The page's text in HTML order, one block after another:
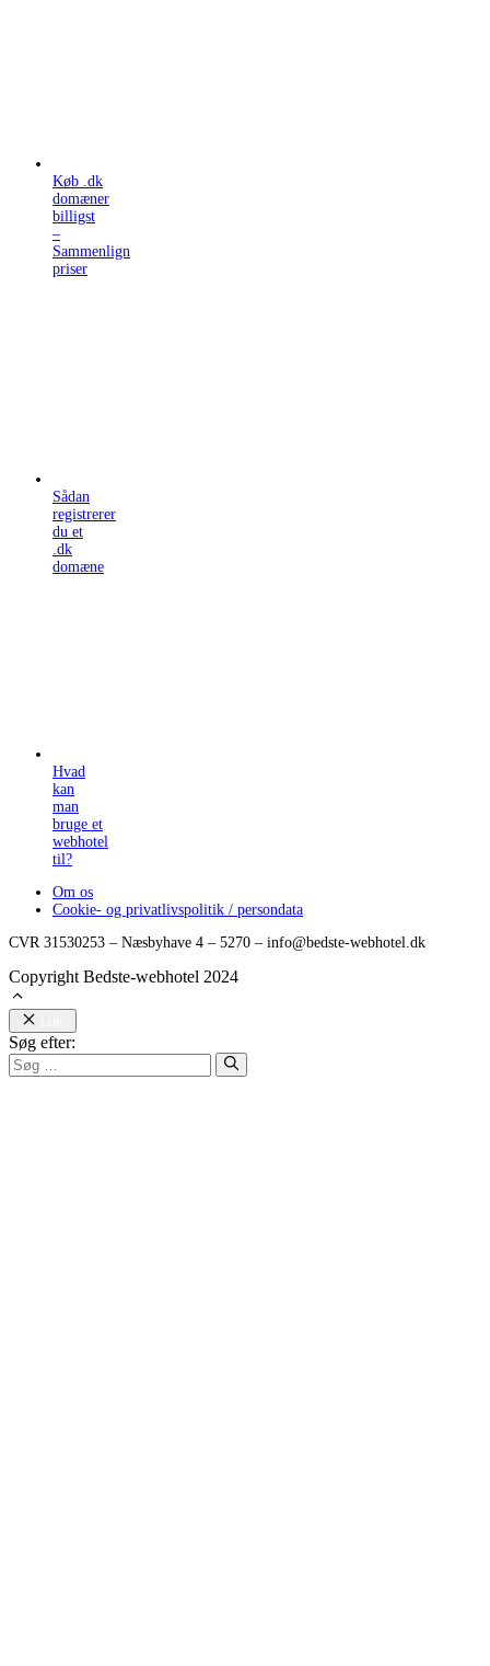
Køb .dk
domæner
billigst
–
Sammenlign
priser
Sådan
registrerer
du et
.dk
domæne
Hvad
kan
man
bruge et
webhotel
til?
Om os
Cookie- og privatlivspolitik / persondata
CVR 31530253 – Næsbyhave 4 – 5270 – info@bedste-webhotel.dk
Copyright Bedste-webhotel 2024
Søg efter: